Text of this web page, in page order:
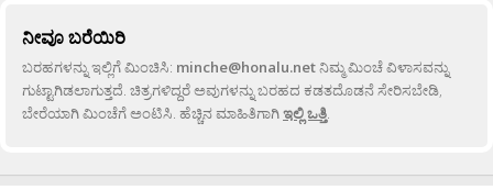
ನೀವೂ ಬರೆಯಿರಿ
ಬರಹಗಳನ್ನು ಇಲ್ಲಿಗೆ ಮಿಂಚಿಸಿ: minche@honalu.netನಿಮ್ಮ ಮಿಂಚೆ ವಿಳಾಸವನ್ನು
ಗುಟ್ಟಾಗಿಡಲಾಗುತ್ತದೆ. ಚಿತ್ರಗಳಿದ್ದರೆ ಅವುಗಳನ್ನು ಬರಹದ ಕಡತದೊಡನೆ ಸೇರಿಸಬೇಡಿ,
ಬೇರೆಯಾಗಿ ಮಿಂಚೆಗೆ ಅಂಟಿಸಿ. ಹೆಚ್ಚಿನ ಮಾಹಿತಿಗಾಗಿಇಲ್ಲಿ ಒತ್ತಿ.